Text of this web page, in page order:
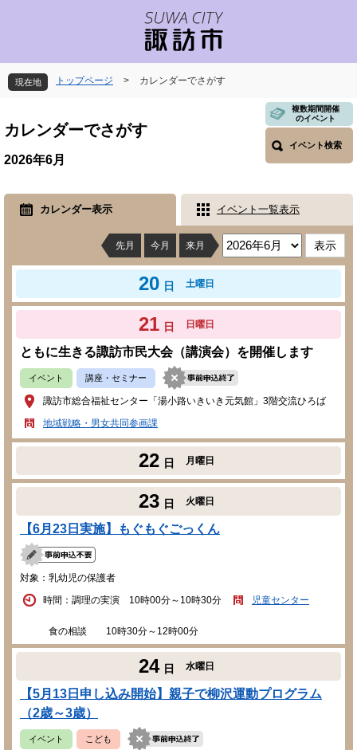
先
頭
す
を
飛
し
本
へ
現在地 トップページ > カレンダーでさがす
文
カレンダーでさがす
複数期間開催
のイベント
イベント検索
2026年6月
カレンダー表示 イベント一覧表示
先月 今月 来月
20 日 土曜日
21 日 日曜日
ともに生きる諏訪市民大会（講演会）を開催します
イベント 講座・セミナー
諏訪市総合福祉センター「湯小路いきいき元気館」3階交流ひろば
地域戦略・男女共同参画課
22 日 月曜日
23 日 火曜日
【6月23日実施】もぐもぐごっくん
対象：乳幼児の保護者
時間：調理の実演 10時00分～10時30分
食の相談 10時30分～12時00分
児童センター
24 日 水曜日
【5月13日申し込み開始】親子で柳沢運動プログラム
（2歳～3歳）
イベント こども